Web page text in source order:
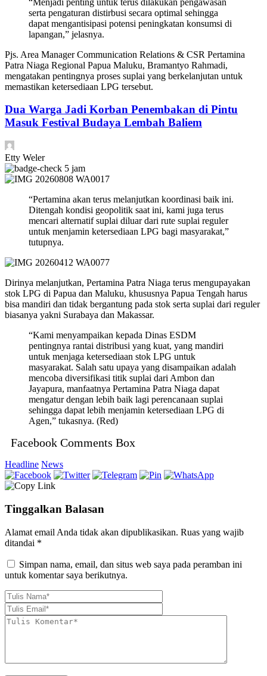
serta pengaturan distirbusi secara optimal sehingga
dapat mengantisipasi potensi peningkatan konsumsi di
lapangan,” jelasnya.
Pjs. Area Manager Communication Relations & CSR Pertamina
Patra Niaga Regional Papua Maluku, Bramantyo Rahmadi,
mengatakan pentingnya proses suplai yang berkelanjutan untuk
memastikan ketersediaan LPG tersebut.
Dua Warga Jadi Korban Penembakan di Pintu
Masuk Festival Budaya Lembah Baliem
Etty Weler
5 jam
“Pertamina akan terus melanjutkan koordinasi baik ini.
Ditengah kondisi geopolitik saat ini, kami juga terus
mencari alternatif suplai diluar dari rute suplai reguler
untuk menjamin ketersediaan LPG bagi masyarakat,”
tutupnya.
Dirinya melanjutkan, Pertamina Patra Niaga terus mengupayakan
stok LPG di Papua dan Maluku, khususnya Papua Tengah harus
bisa mandiri dan tidak bergantung pada stok serta suplai dari reguler
biasanya yakni Surabaya dan Makassar.
“Kami menyampaikan kepada Dinas ESDM
pentingnya rantai distribusi yang kuat, yang mandiri
untuk menjaga ketersediaan stok LPG untuk
masyarakat. Salah satu upaya yang disampaikan adalah
mencoba diversifikasi titik suplai dari Ambon dan
Jayapura, manfaatnya Pertamina Patra Niaga dapat
mengatur dengan lebih baik lagi perencanaan suplai
sehingga dapat lebih menjamin ketersediaan LPG di
Agen,” tukasnya. (Red)
Facebook Comments Box
Headline News
Tinggalkan Balasan
Alamat email Anda tidak akan dipublikasikan. Ruas yang wajib
ditandai *
Simpan nama, email, dan situs web saya pada peramban ini
untuk komentar saya berikutnya.